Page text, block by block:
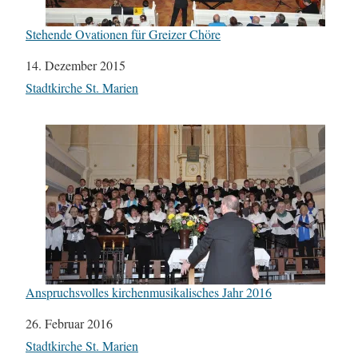
Stehende Ovationen für Greizer Chöre
Datum
14. Dezember 2015
In Bezug auf
Stadtkirche St. Marien
Anspruchsvolles kirchenmusikalisches Jahr 2016
Datum
26. Februar 2016
In Bezug auf
Stadtkirche St. Marien